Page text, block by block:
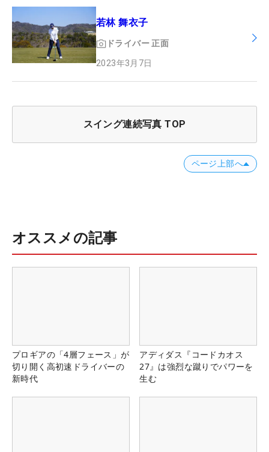
若林 舞衣子
ドライバー 正面
2023年3月7日
スイング連続写真 TOP
ページ上部へ
オススメの記事
プロギアの「4層フェース」が
切り開く高初速ドライバーの
新時代
アディダス『コードカオス
27』は強烈な蹴りでパワーを
生む